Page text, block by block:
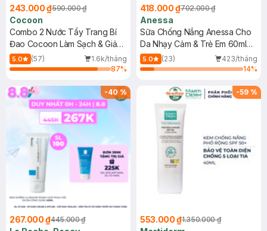
243.000 ₫590.000 ₫
Cocoon
Combo 2 Nước Tẩy Trang Bí
Đao Cocoon Làm Sạch & Giảm
Dầu 500ml
5.0 (57)
1.6k/tháng
87%
418.000 ₫702.000 ₫
Anessa
Sữa Chống Nắng Anessa Cho
Da Nhạy Cảm & Trẻ Em 60ml
(Mới)
5.0 (23)
423/tháng
14%
-40%
267.000 ₫445.000 ₫
-59 %
553.000 ₫1.350.000 ₫